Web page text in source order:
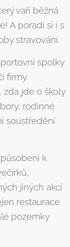
vaří běžná
A poradí si i s
stravování.
spolky
firmy.
zda jde o školy
rodinné
soustředění
k
jiných akcí
restaurace
pozemky